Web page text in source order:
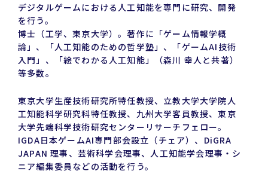
デジタルゲームにおける人工知能を専門に研究、開発
を行う。
博士（工学、東京大学）。著作に「ゲーム情報学概
論」、「人工知能のための哲学塾」、「ゲームAI技術
入門」、「絵でわかる人工知能」（森川 幸人と共著）
等多数。
東京大学生産技術研究所特任教授、立教大学大学院人
工知能科学研究科特任教授、九州大学客員教授、東京
大学先端科学技術研究センターリサーチフェロー。
IGDA日本ゲームAI専門部会設立（チェア）、DiGRA
JAPAN 理事、芸術科学会理事、人工知能学会理事・シ
ニア編集委員などの活動を行う。